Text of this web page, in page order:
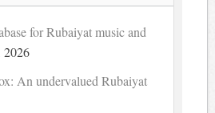
for Rubaiyat music and
2026
An undervalued Rubaiyat